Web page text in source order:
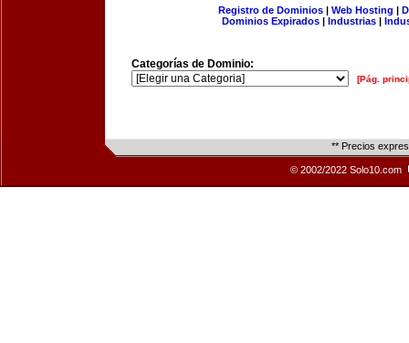
Registro de Dominios| Web Hosting |
Dominios Expirados | Industrias |
Categorías de Dominio:
[Pág.
** Precios
© 2002/2022 Solo10.com